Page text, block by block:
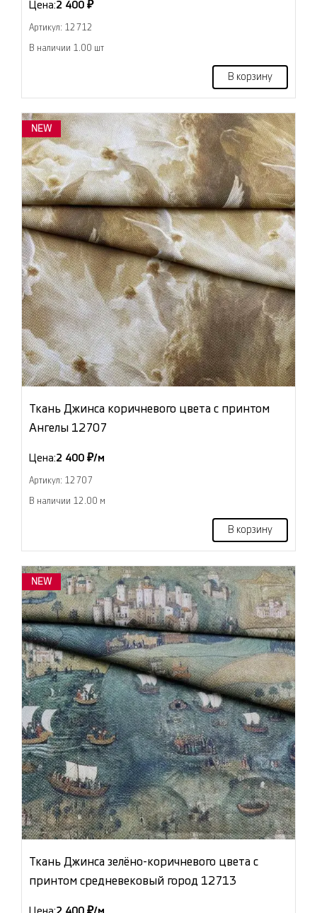
Цена:2 400 ₽
Артикул: 12712
В наличии 1.00 шт
В корзину
NEW
Ткань Джинса коричневого цвета с принтом
Ангелы 12707
Цена:2 400 ₽/м
Артикул: 12707
В наличии 12.00 м
В корзину
NEW
Ткань Джинса зелёно-коричневого цвета с
принтом средневековый город 12713